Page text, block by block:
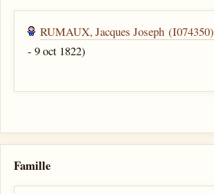
RUMAUX, Jacques Joseph (I074350)
- 9 oct 1822)
Famille